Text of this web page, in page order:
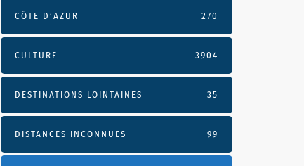
CÔTE D’AZUR 270
CULTURE 3904
DESTINATIONS LOINTAINES 35
DISTANCES INCONNUES 99